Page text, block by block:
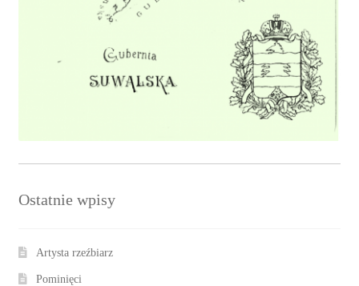
Ostatnie wpisy
Artysta rzeźbiarz
Pominięci